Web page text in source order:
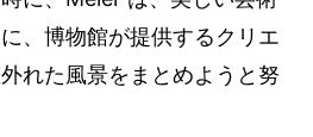
、博物館が提供するクリエ
れた風景をまとめようと努